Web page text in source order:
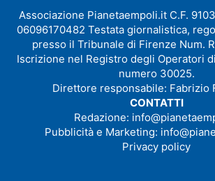
Associazione Pianetaempoli.it C.F.
06096170482 Testata giornalistica,
presso il Tribunale di Firenze Num.
Iscrizione nel Registro degli Operatori
numero 30025.
Direttore responsabile: Fabrizio
CONTATTI
Redazione:
Pubblicità e Marketing:
Privacy policy